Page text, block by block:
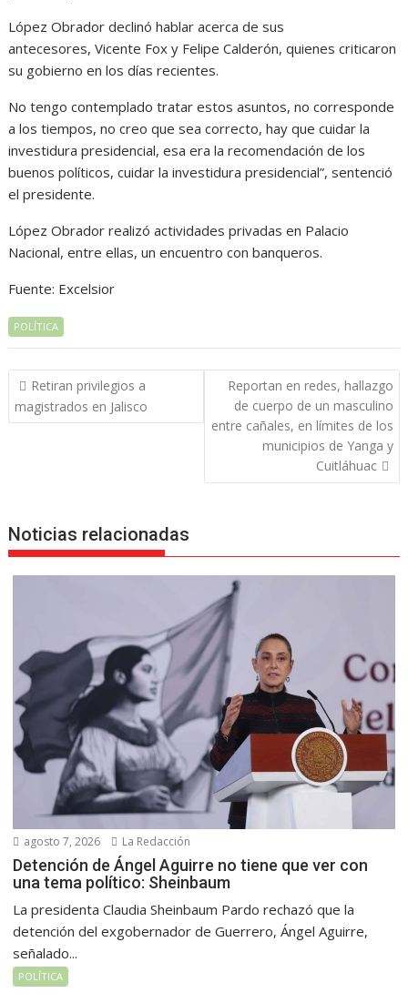
López Obrador declinó hablar acerca de sus
antecesores, Vicente Fox y Felipe Calderón, quienes criticaron
su gobierno en los días recientes.
No tengo contemplado tratar estos asuntos, no corresponde
a los tiempos, no creo que sea correcto, hay que cuidar la
investidura presidencial, esa era la recomendación de los
buenos políticos, cuidar la investidura presidencial”, sentenció
el presidente.
López Obrador realizó actividades privadas en Palacio
Nacional, entre ellas, un encuentro con banqueros.
Fuente: Excelsior
POLÍTICA
Navegación
de
entradas
Retiran privilegios a
magistrados en Jalisco
Reportan en redes, hallazgo
de cuerpo de un masculino
entre cañales, en límites de los
municipios de Yanga y
Cuitláhuac
Noticias relacionadas
agosto 7, 2026 La Redacción
Detención de Ángel Aguirre no tiene que ver con
una tema político: Sheinbaum
La presidenta Claudia Sheinbaum Pardo rechazó que la
detención del exgobernador de Guerrero, Ángel Aguirre,
señalado...
POLÍTICA